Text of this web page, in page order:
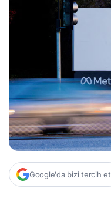
Google'da bizi tercih et